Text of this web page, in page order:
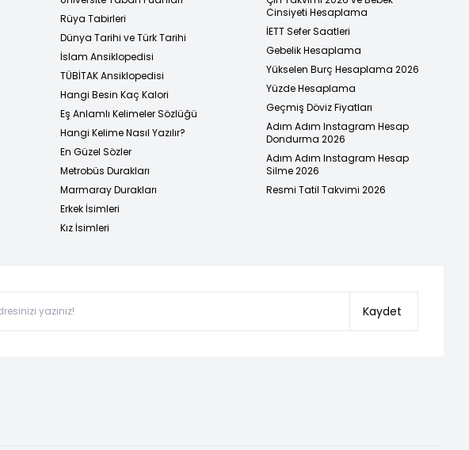
Rüya Tabirleri
Dünya Tarihi ve Türk Tarihi
İslam Ansiklopedisi
TÜBİTAK Ansiklopedisi
Hangi Besin Kaç Kalori
Eş Anlamlı Kelimeler Sözlüğü
Hangi Kelime Nasıl Yazılır?
En Güzel Sözler
Metrobüs Durakları
Marmaray Durakları
Erkek İsimleri
Kız İsimleri
Cinsiyeti Hesaplama
İETT Sefer Saatleri
Gebelik Hesaplama
Yükselen Burç Hesaplama 2026
Yüzde Hesaplama
Geçmiş Döviz Fiyatları
Adım Adım Instagram Hesap
Dondurma 2026
Adım Adım Instagram Hesap
Silme 2026
Resmi Tatil Takvimi 2026
Kaydet